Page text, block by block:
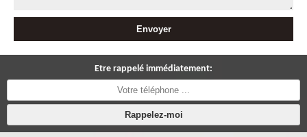
Etre rappelé immédiatement: